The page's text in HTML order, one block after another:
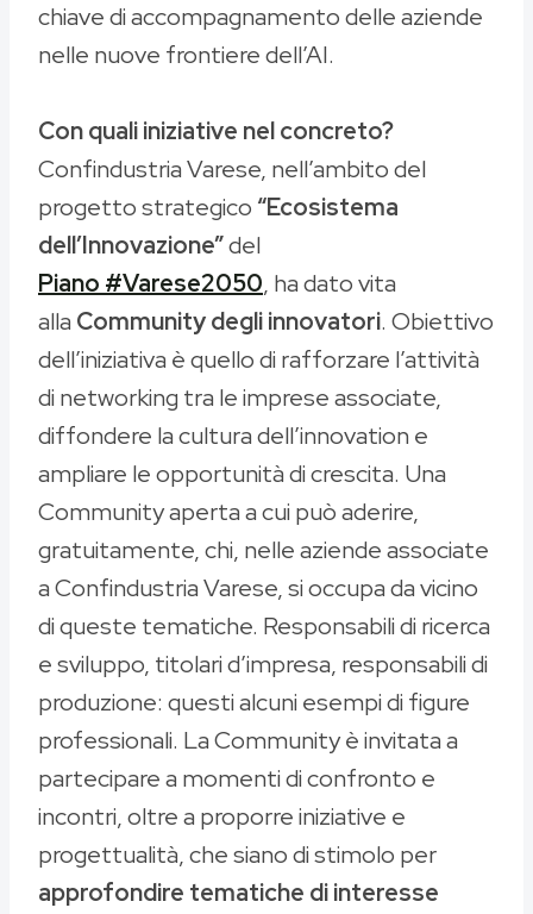
chiave di accompagnamento delle aziende
nelle nuove frontiere dell’AI.
Con quali iniziative nel concreto?
Confindustria Varese, nell’ambito del
progetto strategico “Ecosistema
dell’Innovazione”del
Piano #Varese2050, ha dato vita
alla Community degli innovatori. Obiettivo
dell’iniziativa è quello di rafforzare l’attività
di networking tra le imprese associate,
diffondere la cultura dell’innovation e
ampliare le opportunità di crescita. Una
Community aperta a cui può aderire,
gratuitamente, chi, nelle aziende associate
a Confindustria Varese, si occupa da vicino
di queste tematiche. Responsabili di ricerca
e sviluppo, titolari d’impresa, responsabili di
produzione: questi alcuni esempi di figure
professionali. La Community è invitata a
partecipare a momenti di confronto e
incontri, oltre a proporre iniziative e
progettualità, che siano di stimolo per
approfondire tematiche di interesse